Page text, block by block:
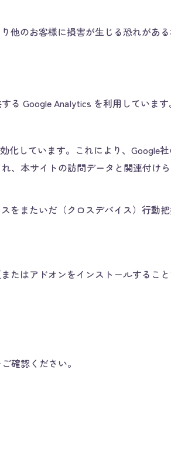
他のお客様に損害が生じる恐れがあ
Google Analytics を利用しています
化しています。これにより、Google
、本サイトの訪問データと関連付け
をまたいだ（クロスデバイス）行動
たはアドオンをインストールするこ
確認ください。